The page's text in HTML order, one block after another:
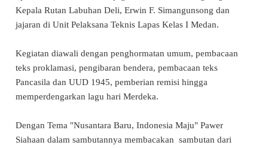
Kepala Rutan Labuhan Deli, Erwin F. Simangunsong dan
jajaran di Unit Pelaksana Teknis Lapas Kelas I Medan.
Kegiatan diawali dengan penghormatan umum, pembacaan
teks proklamasi, pengibaran bendera, pembacaan teks
Pancasila dan UUD 1945, pemberian remisi hingga
memperdengarkan lagu hari Merdeka.
Dengan Tema "Nusantara Baru, Indonesia Maju" Pawer
Siahaan dalam sambutannya membacakan sambutan dari